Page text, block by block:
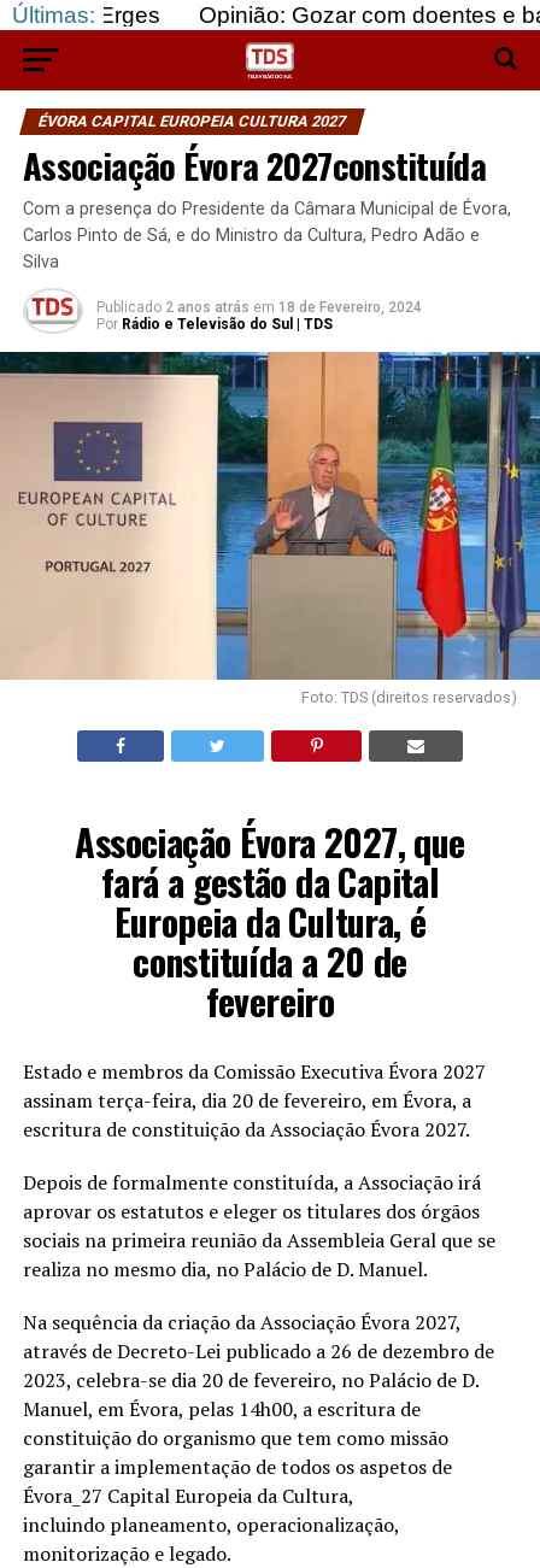
Últimas:Opinião: Gozar com doentes e bajular os
ÉVORA CAPITAL EUROPEIA CULTURA 2027
Associação Évora 2027constituída
Com a presença do Presidente da Câmara Municipal de Évora,
Carlos Pinto de Sá, e do Ministro da Cultura, Pedro Adão e
Silva
Publicado 2 anos atrás em 18 de Fevereiro, 2024
Por Rádio e Televisão do Sul | TDS
Foto: TDS (direitos reservados)
Associação Évora 2027, que
fará a gestão da Capital
Europeia da Cultura, é
constituída a 20 de
fevereiro
Estado e membros da Comissão Executiva Évora 2027
assinam terça-feira, dia 20 de fevereiro, em Évora, a
escritura de constituição da Associação Évora 2027.
Depois de formalmente constituída, a Associação irá
aprovar os estatutos e eleger os titulares dos órgãos
sociais na primeira reunião da Assembleia Geral que se
realiza no mesmo dia, no Palácio de D. Manuel.
Na sequência da criação da Associação Évora 2027,
através de Decreto-Lei publicado a 26 de dezembro de
2023, celebra-se dia 20 de fevereiro, no Palácio de D.
Manuel, em Évora, pelas 14h00, a escritura de
constituição do organismo que tem como missão
garantir a implementação de todos os aspetos de
Évora_27 Capital Europeia da Cultura,
incluindo planeamento, operacionalização,
monitorização e legado.